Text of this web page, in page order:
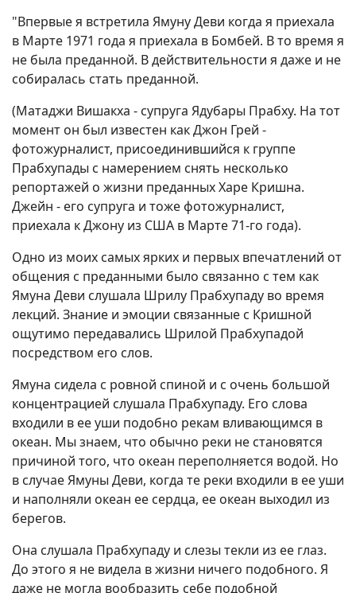
"Впервые я встретила Ямуну Деви когда я приехала
в Марте 1971 года я приехала в Бомбей. В то время я
не была преданной. В действительности я даже и не
собиралась стать преданной.
(Матаджи Вишакха - супруга Ядубары Прабху. На тот
момент он был известен как Джон Грей -
фотожурналист, присоединившийся к группе
Прабхупады с намерением снять несколько
репортажей о жизни преданных Харе Кришна.
Джейн - его супруга и тоже фотожурналист,
приехала к Джону из США в Марте 71-го года).
Одно из моих самых ярких и первых впечатлений от
общения с преданными было связанно с тем как
Ямуна Деви слушала Шрилу Прабхупаду во время
лекций. Знание и эмоции связанные с Кришной
ощутимо передавались Шрилой Прабхупадой
посредством его слов.
Ямуна сидела с ровной спиной и с очень большой
концентрацией слушала Прабхупаду. Его слова
входили в ее уши подобно рекам вливающимся в
океан. Мы знаем, что обычно реки не становятся
причиной того, что океан переполняется водой. Но
в случае Ямуны Деви, когда те реки входили в ее уши
и наполняли океан ее сердца, ее океан выходил из
берегов.
Она слушала Прабхупаду и слезы текли из ее глаз.
До этого я не видела в жизни ничего подобного. Я
даже не могла вообразить себе подобной